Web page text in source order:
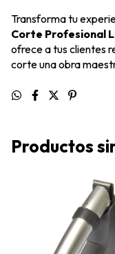
Transforma tu
Corte Profesional
ofrece a tus clientes
corte una obra
Productos